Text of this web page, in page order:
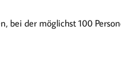
bei der möglichst 100